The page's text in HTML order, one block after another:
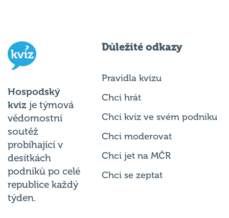
Hospodský
kvíz je týmová
vědomostní
soutěž
probíhající v
desítkách
podniků po celé
republice každý
týden.
Důležité odkazy
Pravidla kvízu
Chci hrát
Chci kvíz ve svém podniku
Chci moderovat
Chci jet na MČR
Chci se zeptat